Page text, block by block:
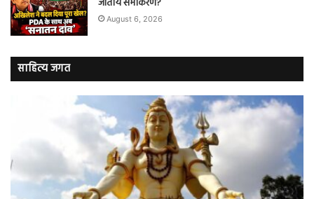
जातीय समीकरण?
August 6, 2026
साहित्य जगत